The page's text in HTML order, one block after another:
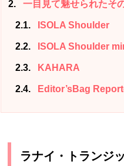
2 一目見て魅せられたそ
2.1 ISOLA Shoulder
2.2 ISOLA Shoulder
2.3 KAHARA
2.4 Editor’sBag
ラナイ・トランジ